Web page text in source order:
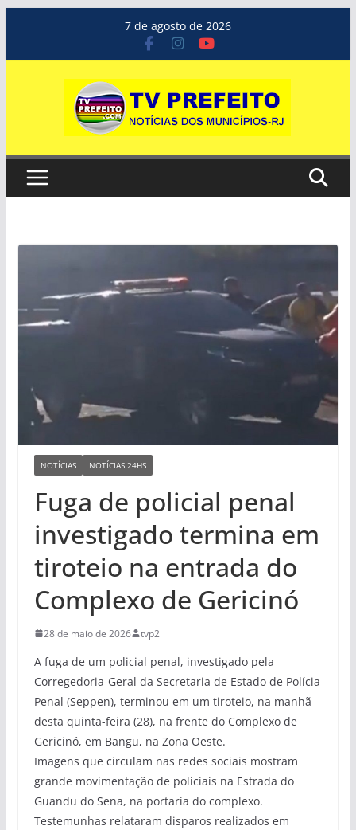
o
7 de agosto de 2026
NOTÍCIAS NOTÍCIAS 24HS
Fuga de policial penal
investigado termina em
tiroteio na entrada do
Complexo de Gericinó
28 de maio de 2026 tvp2
A fuga de um policial penal, investigado pela
Corregedoria-Geral da Secretaria de Estado de Polícia
Penal (Seppen), terminou em um tiroteio, na manhã
desta quinta-feira (28), na frente do Complexo de
Gericinó, em Bangu, na Zona Oeste.
Imagens que circulam nas redes sociais mostram
grande movimentação de policiais na Estrada do
Guandu do Sena, na portaria do complexo.
Testemunhas relataram disparos realizados em